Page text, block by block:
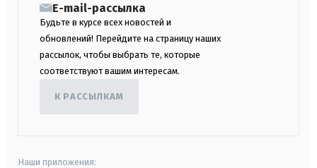
E-mail-рассылка
Будьте в курсе всех новостей и
обновлений! Перейдите на страницу наших
рассылок, чтобы выбрать те, которые
соответствуют вашим интересам.
К РАССЫЛКАМ
Наши приложения: